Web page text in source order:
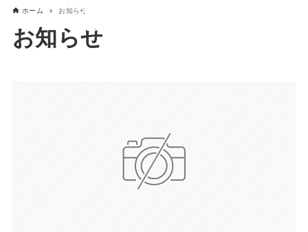
ホーム お知らせ
お知らせ